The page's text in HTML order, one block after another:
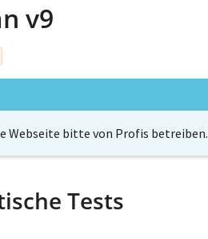
v9
Webseite bitte von Profis betreiben.
Tests